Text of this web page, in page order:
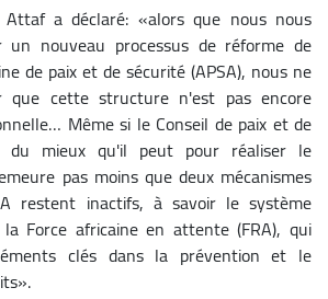
a déclaré: «alors que nous nous
nouveau processus de réforme de
de paix et de sécurité (APSA), nous ne
que cette structure n'est pas encore
Même si le Conseil de paix et de
du mieux qu'il peut pour réaliser le
pas moins que deux mécanismes
restent inactifs, à savoir le système
Force africaine en attente (FRA), qui
clés dans la prévention et le